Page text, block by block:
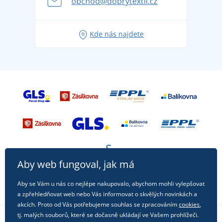
Tipy na svěží outfity pro pohodové léto
Kde nás najdete
Aby web fungoval, jak má
Aby se Vám u nás co nejlépe nakupovalo, abychom mohli vylepšovat
a zpřehledňovat web nebo Vás informovat o skvělých novinkách a
akcích. Proto od Vás potřebujeme souhlas se zpracovánímcookies,
tj. malých souborů, které se dočasně ukládají ve Vašem prohlížeči.